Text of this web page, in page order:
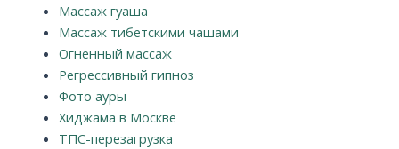
Массаж гуаша
Массаж тибетскими чашами
Огненный массаж
Регрессивный гипноз
Фото ауры
Хиджама в Москве
ТПС-перезагрузка